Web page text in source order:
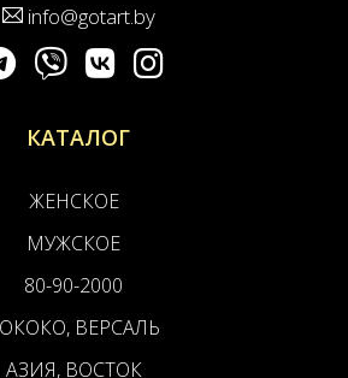
info@gotart.by
КАТАЛОГ
ЖЕНСКОЕ
МУЖСКОЕ
80-90-2000
ВЕРСАЛЬ
АЗИЯ, ВОСТОК